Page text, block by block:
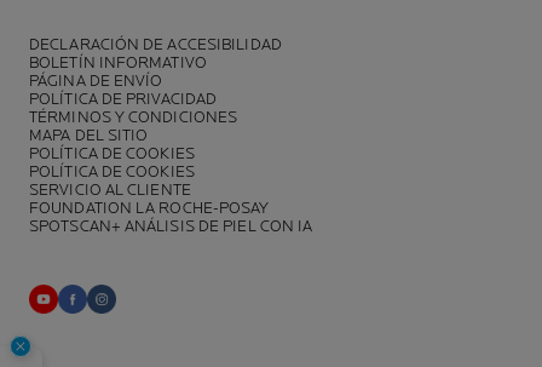
DECLARACIÓN DE ACCESIBILIDAD
BOLETÍN INFORMATIVO
PÁGINA DE ENVÍO
POLÍTICA DE PRIVACIDAD
TÉRMINOS Y CONDICIONES
MAPA DEL SITIO
POLÍTICA DE COOKIES
POLÍTICA DE COOKIES
SERVICIO AL CLIENTE
FOUNDATION LA ROCHE-POSAY
SPOTSCAN+ ANÁLISIS DE PIEL CON IA